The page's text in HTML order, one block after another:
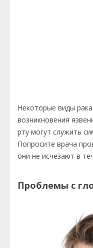
Некоторые виды
возникновения
рту могут служить
Попросите врача
они не исчезают в
Проблемы с